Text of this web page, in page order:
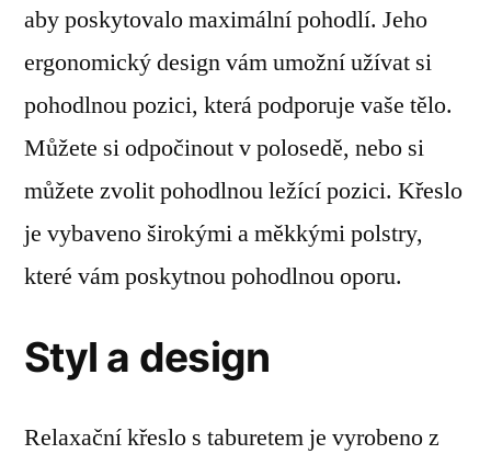
aby poskytovalo maximální pohodlí. Jeho
ergonomický design vám umožní užívat si
pohodlnou pozici, která podporuje vaše tělo.
Můžete si odpočinout v polosedě, nebo si
můžete zvolit pohodlnou ležící pozici. Křeslo
je vybaveno širokými a měkkými polstry,
které vám poskytnou pohodlnou oporu.
Styl a design
Relaxační křeslo s taburetem je vyrobeno z